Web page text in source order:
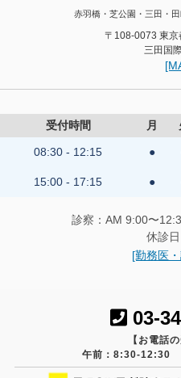
赤羽橋・芝公園・三田・
〒108-0073 東
三田国
受付時間 月
08:30 - 12:15 ●
15:00 - 17:15 ●
診察：AM 9:00〜
休診
[勤務医
03-
【お電話
午前：8:30-12:30